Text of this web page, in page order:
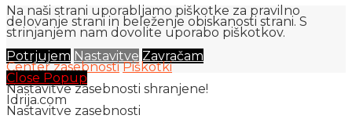
Na naši strani uporabljamo piškotke za pravilno
delovanje strani in beleženje obiskanosti strani. S
strinjanjem nam dovolite uporabo piškotkov.
Potrjujem Nastavitve Zavračam
Center zasebnosti Piškotki
Close Popup
Nastavitve zasebnosti shranjene!
Idrija.com
Nastavitve zasebnosti